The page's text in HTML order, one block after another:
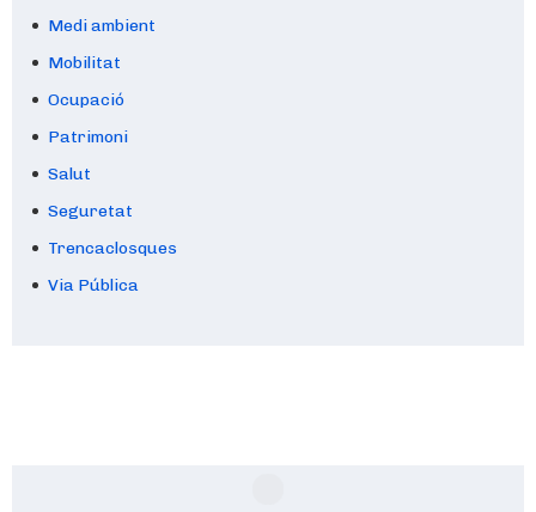
Medi ambient
Mobilitat
Ocupació
Patrimoni
Salut
Seguretat
Trencaclosques
Via Pública